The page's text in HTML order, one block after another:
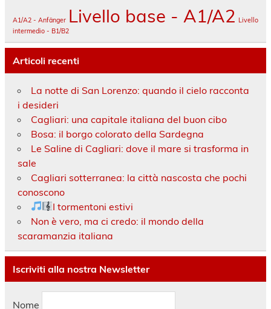
A1/A2 - Anfänger Livello base - A1/A2 Livello
intermedio - B1/B2
Articoli recenti
La notte di San Lorenzo: quando il cielo racconta
i desideri
Cagliari: una capitale italiana del buon cibo
Bosa: il borgo colorato della Sardegna
Le Saline di Cagliari: dove il mare si trasforma in
sale
Cagliari sotterranea: la città nascosta che pochi
conoscono
I tormentoni estivi
Non è vero, ma ci credo: il mondo della
scaramanzia italiana
Iscriviti alla nostra Newsletter
Nome